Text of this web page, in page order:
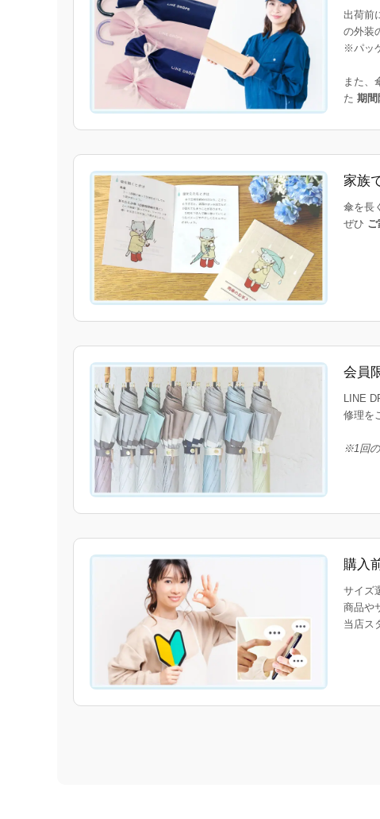
出荷前
の外装
※パッ
また、
た 期間
家族
傘を長
ぜひ
会員
LINE
修理を
※1回
購入
サイズ
商品や
当店ス